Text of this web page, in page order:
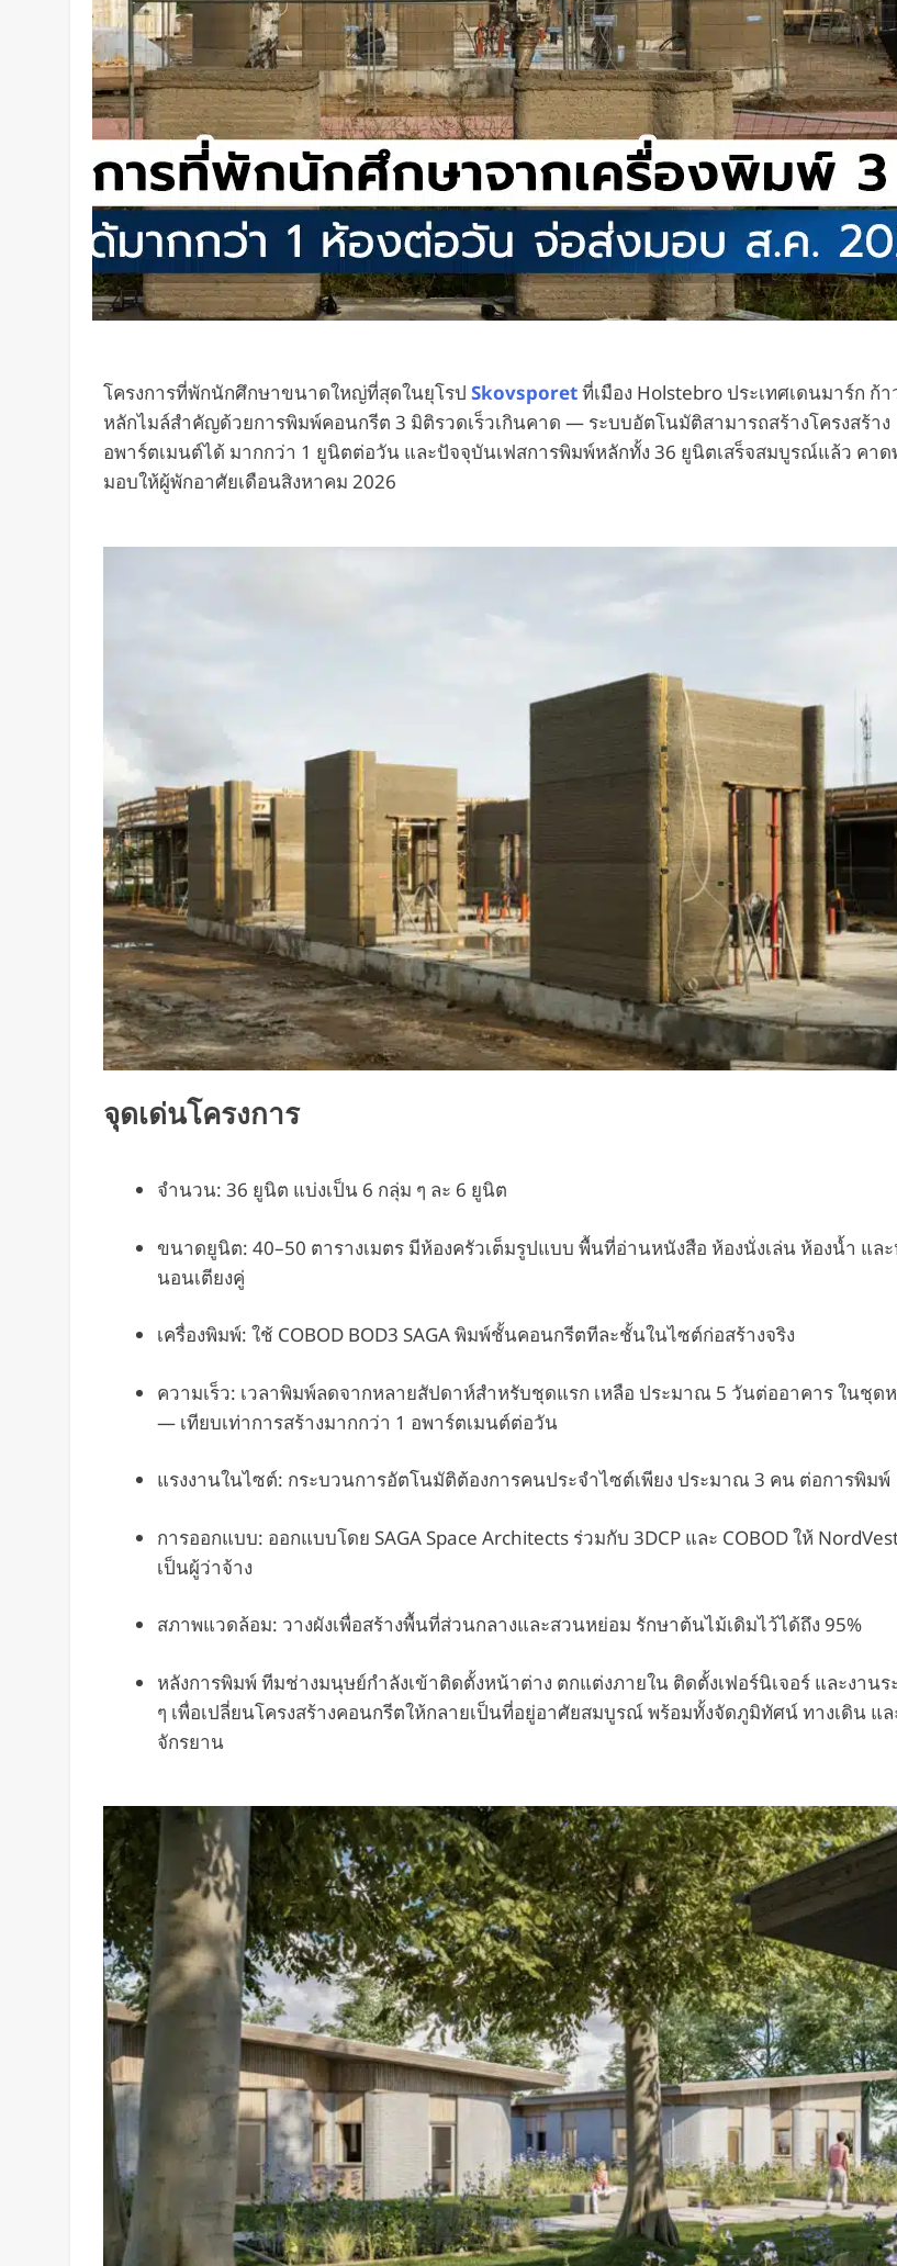
โครงการที่พักนักศึกษาขนาดใหญ่ที่สุดในยุโรป Skovsporetที่เมือง Holstebro ประเทศเดนมาร์ก ก้
หลักไมล์สำคัญด้วยการพิมพ์คอนกรีต 3 มิติรวดเร็วเกินคาด — ระบบอัตโนมัติสามารถสร้างโครงสร้าง
อพาร์ตเมนต์ได้ มากกว่า 1 ยูนิตต่อวัน และปัจจุบันเฟสการพิมพ์หลักทั้ง 36 ยูนิตเสร็จสมบูรณ์แล้ว คาด
มอบให้ผู้พักอาศัยเดือนสิงหาคม 2026
จุดเด่นโครงการ
จำนวน: 36 ยูนิต แบ่งเป็น 6 กลุ่ม ๆ ละ 6 ยูนิต
ขนาดยูนิต: 40–50 ตารางเมตร มีห้องครัวเต็มรูปแบบ พื้นที่อ่านหนังสือ ห้องนั่งเล่น ห้องน้ำ และ
นอนเตียงคู่
เครื่องพิมพ์: ใช้ COBOD BOD3 SAGA พิมพ์ชั้นคอนกรีตทีละชั้นในไซต์ก่อสร้างจริง
ความเร็ว: เวลาพิมพ์ลดจากหลายสัปดาห์สำหรับชุดแรก เหลือ ประมาณ 5 วันต่ออาคาร ในชุด
— เทียบเท่าการสร้างมากกว่า 1 อพาร์ตเมนต์ต่อวัน
แรงงานในไซต์: กระบวนการอัตโนมัติต้องการคนประจำไซต์เพียง ประมาณ 3 คน ต่อการพิมพ์
การออกแบบ: ออกแบบโดย SAGA Space Architects ร่วมกับ 3DCP และ COBOD ให้
เป็นผู้ว่าจ้าง
สภาพแวดล้อม: วางผังเพื่อสร้างพื้นที่ส่วนกลางและสวนหย่อม รักษาต้นไม้เดิมไว้ได้ถึง 95%
หลังการพิมพ์ ทีมช่างมนุษย์กำลังเข้าติดตั้งหน้าต่าง ตกแต่งภายใน ติดตั้งเฟอร์นิเจอร์ และงาน
ๆ เพื่อเปลี่ยนโครงสร้างคอนกรีตให้กลายเป็นที่อยู่อาศัยสมบูรณ์ พร้อมทั้งจัดภูมิทัศน์ ทางเดิน แ
จักรยาน